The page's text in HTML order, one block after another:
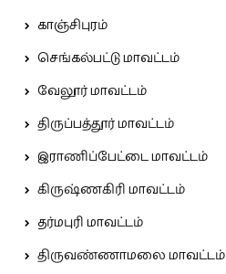
காஞ்சிபுரம்
செங்கல்பட்டு மாவட்டம்
வேலூர் மாவட்டம்
திருப்பத்தூர் மாவட்டம்
இராணிப்பேட்டை மாவட்டம்
கிருஷ்ணகிரி மாவட்டம்
தர்மபுரி மாவட்டம்
திருவண்ணாமலை மாவட்டம்